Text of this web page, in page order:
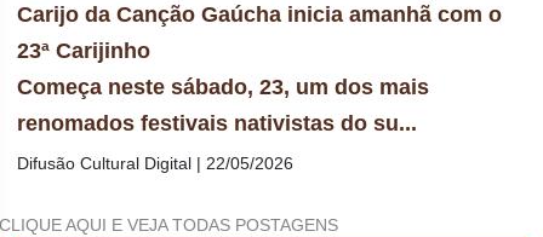
Carijo da Canção Gaúcha inicia amanhã com o
23ª Carijinho
Começa neste sábado, 23, um dos mais
renomados festivais nativistas do su...
Difusão Cultural Digital | 22/05/2026
CLIQUE AQUI E VEJA TODAS POSTAGENS